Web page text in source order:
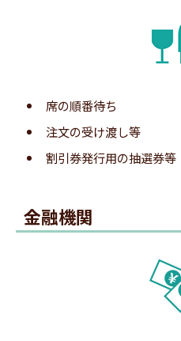
5.呼出メッセージ
専用ページを開き、「
4.メーラー起動・
ページを開くと、現在
席の順番待ち
注文の受け渡し等
割引券発行用の抽選券等
金融機関